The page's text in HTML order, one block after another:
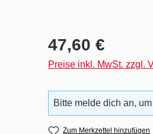
Regulärer Preis:
47,60 €
Preise inkl. MwSt. zzgl.
Bitte melde dich an,
Zum Merkzettel hinzufügen